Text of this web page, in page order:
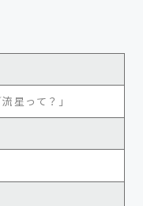
星って？」